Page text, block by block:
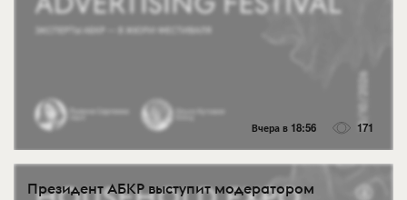
Вчера в 18:56 171
Президент АБКР выступит модератором